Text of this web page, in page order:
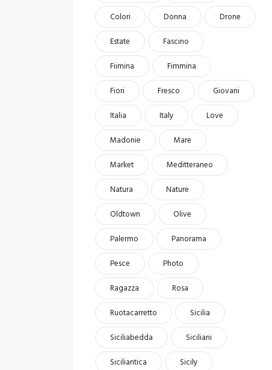
Colori
Donna
Drone
Estate
Fascino
Fiimina
Fimmina
Fiori
Fresco
Giovani
Italia
Italy
Love
Madonie
Mare
Market
Meditteraneo
Natura
Nature
Oldtown
Olive
Palermo
Panorama
Pesce
Photo
Ragazza
Rosa
Ruotacarretto
Sicilia
Siciliabedda
Siciliani
Siciliantica
Sicily